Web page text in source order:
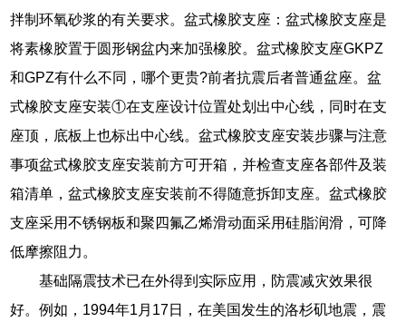
拌制环氧砂浆的有关要求。盆式橡胶支座：盆式橡胶支座是
将素橡胶置于圆形钢盆内来加强橡胶。盆式橡胶支座GKPZ
和GPZ有什么不同，哪个更贵?前者抗震后者普通盆座。盆
式橡胶支座安装①在支座设计位置处划出中心线，同时在支
座顶，底板上也标出中心线。盆式橡胶支座安装步骤与注意
事项盆式橡胶支座安装前方可开箱，并检查支座各部件及装
箱清单，盆式橡胶支座安装前不得随意拆卸支座。盆式橡胶
支座采用不锈钢板和聚四氟乙烯滑动面采用硅脂润滑，可降
低摩擦阻力。
基础隔震技术已在外得到实际应用，防震减灾效果很
好。例如，1994年1月17日，在美国发生的洛杉矶地震，震